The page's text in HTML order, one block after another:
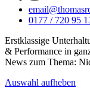
0177 / 720 95
Erstklassige
& Performance in
News zum Thema:
Auswahl aufheben